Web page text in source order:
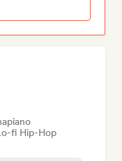
fi Hip-Hop